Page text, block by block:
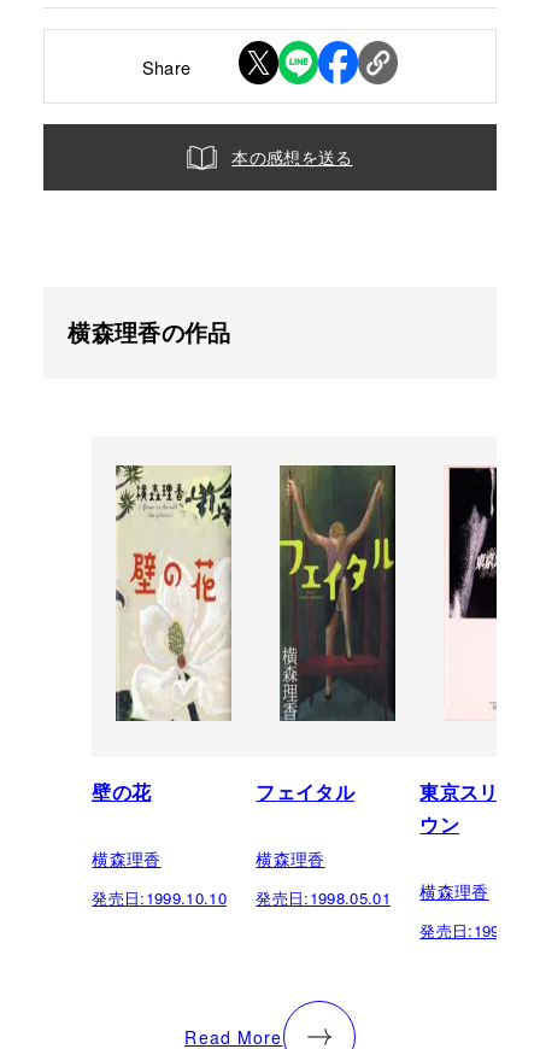
Share
本の感想を送る
横森理香の作品
壁の花
横森理香
発売日:1999.10.10
フェイタル
横森理香
発売日:1998.05.01
東京スリー
ウン
横森理香
発売日:
Read More